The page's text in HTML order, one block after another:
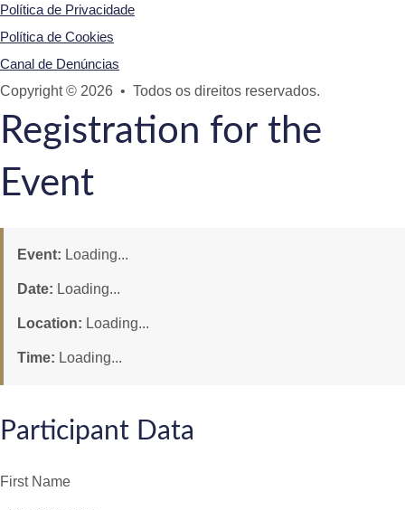
Política de Privacidade
Política de Cookies
Canal de Denúncias
Copyright © 2026 • Todos os direitos reservados.
Registration for the
Event
Event: Loading...
Date: Loading...
Location: Loading...
Time: Loading...
Participant Data
First Name